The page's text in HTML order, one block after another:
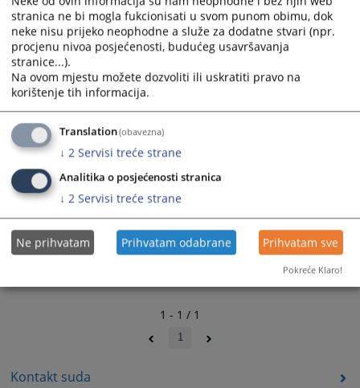
Kontakt suda
1 - 1 / 1
1
stranica ne bi mogla fukcionisati u svom punom obimu, dok
neke nisu prijeko neophodne a služe za dodatne stvari (npr.
procjenu nivoa posjećenosti, budućeg usavršavanja
stranice...).
Na ovom mjestu možete dozvoliti ili uskratiti pravo na
korištenje tih informacija.
Translation(obavezna)
↓ 2 Servisi treće strane
Analitika o posjećenosti stranica
↓ 2 Servisi treće strane
Ne prihvatam Prihvatam odabrane Prihvatam sve
Pokreće Klaro!